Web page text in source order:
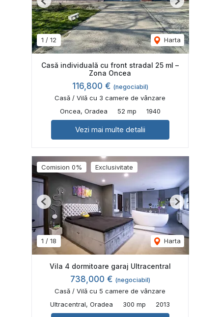
1 / 12 Harta
Previous Next
Casă individuală cu front stradal 25 ml –
Zona Oncea
116,800 € (negociabil)
Casă / Vilă cu 3 camere de vânzare
Oncea, Oradea
52 mp 1940
Vezi mai multe detalii
Comision 0% Exclusivitate
1 / 18 Harta
Previous Next
Vila 4 dormitoare garaj Ultracentral
738,000 € (negociabil)
Casă / Vilă cu 5 camere de vânzare
Ultracentral, Oradea
300 mp 2013